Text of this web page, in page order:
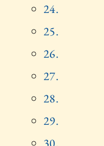
24.
25.
26.
27.
28.
29.